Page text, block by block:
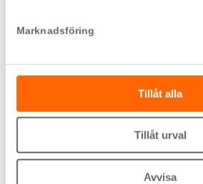
Marknadsföring
Tillåt alla
Tillåt urval
Avvisa
Stilux